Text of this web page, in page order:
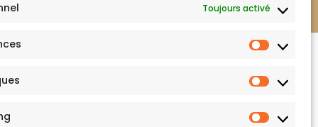
Toujours activé